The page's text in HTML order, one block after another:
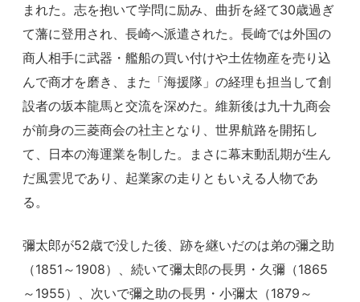
まれた。志を抱いて学問に励み、曲折を経て30歳過ぎ
て藩に登用され、長崎へ派遣された。長崎では外国の
商人相手に武器・艦船の買い付けや土佐物産を売り込
んで商才を磨き、また「海援隊」の経理も担当して創
設者の坂本龍馬と交流を深めた。維新後は九十九商会
が前身の三菱商会の社主となり、世界航路を開拓し
て、日本の海運業を制した。まさに幕末動乱期が生ん
だ風雲児であり、起業家の走りともいえる人物であ
る。
彌太郎が52歳で没した後、跡を継いだのは弟の彌之助
（1851～1908）、続いて彌太郎の長男・久彌（1865
～1955）、次いで彌之助の長男・小彌太（1879～